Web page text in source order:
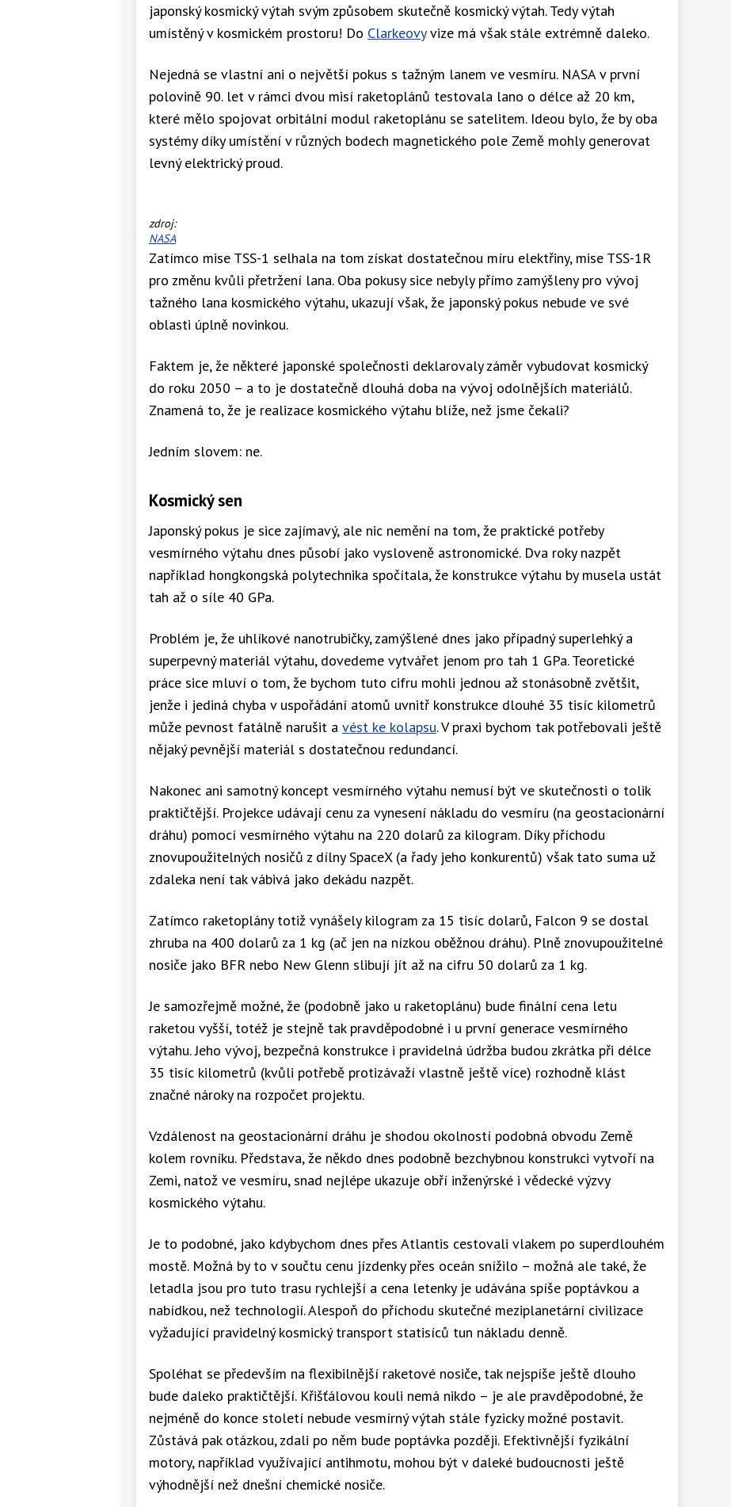
japonský kosmický výtah svým způsobem skutečně kosmický výtah. Tedy výtah
umístěný v kosmickém prostoru! Do Clarkeovyvize má však stále extrémně daleko.
Nejedná se vlastní ani o největší pokus s tažným lanem ve vesmíru. NASA v první
polovině 90. let v rámci dvou misí raketoplánů testovala lano o délce až 20 km,
které mělo spojovat orbitální modul raketoplánu se satelitem. Ideou bylo, že by oba
systémy díky umístění v různých bodech magnetického pole Země mohly generovat
levný elektrický proud.
TSS-
1
v
umělecké
vizi
zdroj:
NASA
Zatímco mise TSS-1 selhala na tom získat dostatečnou míru elektřiny, mise TSS-1R
pro změnu kvůli přetržení lana. Oba pokusy sice nebyly přímo zamýšleny pro vývoj
tažného lana kosmického výtahu, ukazují však, že japonský pokus nebude ve své
oblasti úplně novinkou.
Faktem je, že některé japonské společnosti deklarovaly záměr vybudovat kosmický
do roku 2050 – a to je dostatečně dlouhá doba na vývoj odolnějších materiálů.
Znamená to, že je realizace kosmického výtahu blíže, než jsme čekali?
Jedním slovem: ne.
Kosmický sen
Japonský pokus je sice zajímavý, ale nic nemění na tom, že praktické potřeby
vesmírného výtahu dnes působí jako vysloveně astronomické. Dva roky nazpět
například hongkongská polytechnika spočítala, že konstrukce výtahu by musela ustát
tah až o síle 40 GPa.
Problém je, že uhlíkové nanotrubičky, zamýšlené dnes jako případný superlehký a
superpevný materiál výtahu, dovedeme vytvářet jenom pro tah 1 GPa. Teoretické
práce sice mluví o tom, že bychom tuto cifru mohli jednou až stonásobně zvětšit,
jenže i jediná chyba v uspořádání atomů uvnitř konstrukce dlouhé 35 tisíc kilometrů
může pevnost fatálně narušit a vést ke kolapsu. V praxi bychom tak potřebovali ještě
nějaký pevnější materiál s dostatečnou redundancí.
Nakonec ani samotný koncept vesmírného výtahu nemusí být ve skutečnosti o tolik
praktičtější. Projekce udávají cenu za vynesení nákladu do vesmíru (na geostacionární
dráhu) pomocí vesmírného výtahu na 220 dolarů za kilogram. Díky příchodu
znovupoužitelných nosičů z dílny SpaceX (a řady jeho konkurentů) však tato suma už
zdaleka není tak vábivá jako dekádu nazpět.
Zatímco raketoplány totiž vynášely kilogram za 15 tisíc dolarů, Falcon 9 se dostal
zhruba na 400 dolarů za 1 kg (ač jen na nízkou oběžnou dráhu). Plně znovupoužitelné
nosiče jako BFR nebo New Glenn slibují jít až na cifru 50 dolarů za 1 kg.
Je samozřejmě možné, že (podobně jako u raketoplánu) bude finální cena letu
raketou vyšší, totéž je stejně tak pravděpodobné i u první generace vesmírného
výtahu. Jeho vývoj, bezpečná konstrukce i pravidelná údržba budou zkrátka při délce
35 tisíc kilometrů (kvůli potřebě protizávaží vlastně ještě více) rozhodně klást
značné nároky na rozpočet projektu.
Vzdálenost na geostacionární dráhu je shodou okolností podobná obvodu Země
kolem rovníku. Představa, že někdo dnes podobně bezchybnou konstrukci vytvoří na
Zemi, natož ve vesmíru, snad nejlépe ukazuje obří inženýrské i vědecké výzvy
kosmického výtahu.
Je to podobné, jako kdybychom dnes přes Atlantis cestovali vlakem po superdlouhém
mostě. Možná by to v součtu cenu jízdenky přes oceán snížilo – možná ale také, že
letadla jsou pro tuto trasu rychlejší a cena letenky je udávána spíše poptávkou a
nabídkou, než technologií. Alespoň do příchodu skutečné meziplanetární civilizace
vyžadující pravidelný kosmický transport statisíců tun nákladu denně.
Spoléhat se především na flexibilnější raketové nosiče, tak nejspíše ještě dlouho
bude daleko praktičtější. Křišťálovou kouli nemá nikdo – je ale pravděpodobné, že
nejméně do konce století nebude vesmírný výtah stále fyzicky možné postavit.
Zůstává pak otázkou, zdali po něm bude poptávka později. Efektivnější fyzikální
motory, například využívající antihmotu, mohou být v daleké budoucnosti ještě
výhodnější než dnešní chemické nosiče.